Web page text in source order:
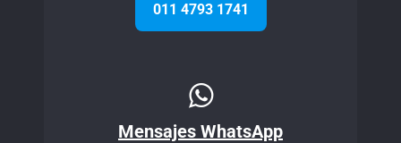
011 4793 1741
Mensajes WhatsApp